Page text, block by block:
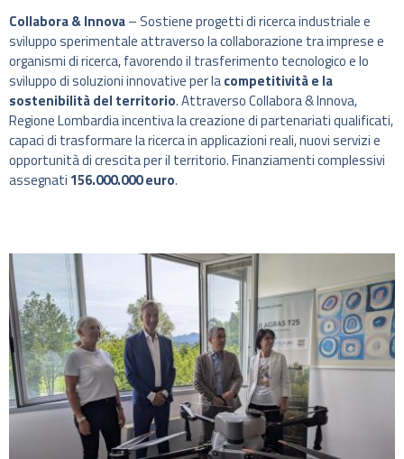
Collabora & Innova– Sostiene progetti di ricerca industriale e
sviluppo sperimentale attraverso la collaborazione tra imprese e
organismi di ricerca, favorendo il trasferimento tecnologico e lo
sviluppo di soluzioni innovative per lacompetitività e la
sostenibilità del territorio. Attraverso Collabora & Innova,
Regione Lombardia incentiva la creazione di partenariati qualificati,
capaci di trasformare la ricerca in applicazioni reali, nuovi servizi e
opportunità di crescita per il territorio. Finanziamenti complessivi
assegnati 156.000.000 euro.